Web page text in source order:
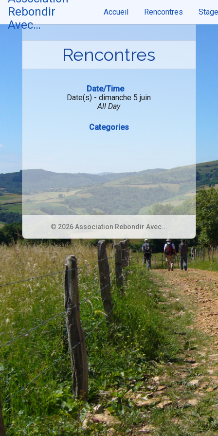
Skip
content
Rebondir
Avec…
Accueil Rencontres
Rencontres
Date/Time
Date(s) - dimanche 5 juin
All Day
Categories
© 2026 Association Rebondir Avec...